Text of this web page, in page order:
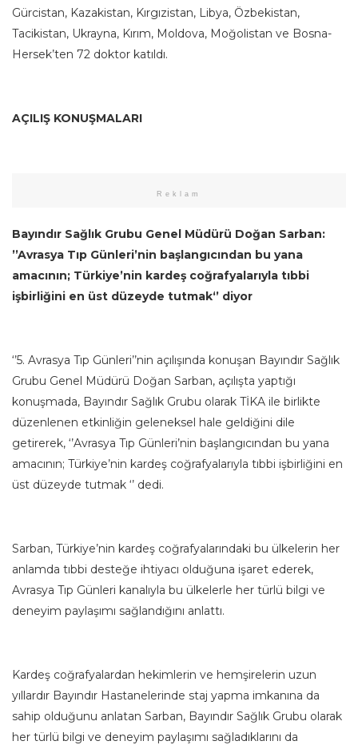
Gürcistan, Kazakistan, Kırgızistan, Libya, Özbekistan,
Tacikistan, Ukrayna, Kırım, Moldova, Moğolistan ve Bosna-
Hersek’ten 72 doktor katıldı.
AÇILIŞ KONUŞMALARI
Reklam
Bayındır Sağlık Grubu Genel Müdürü Doğan Sarban:
’’Avrasya Tıp Günleri’nin başlangıcından bu yana
amacının; Türkiye’nin kardeş coğrafyalarıyla tıbbi
işbirliğini en üst düzeyde tutmak‘’ diyor
‘’5. Avrasya Tıp Günleri’’nin açılışında konuşan Bayındır Sağlık
Grubu Genel Müdürü Doğan Sarban, açılışta yaptığı
konuşmada, Bayındır Sağlık Grubu olarak TİKA ile birlikte
düzenlenen etkinliğin geleneksel hale geldiğini dile
getirerek, ‘’Avrasya Tıp Günleri’nin başlangıcından bu yana
amacının; Türkiye’nin kardeş coğrafyalarıyla tıbbi işbirliğini en
üst düzeyde tutmak ‘’ dedi.
Sarban, Türkiye’nin kardeş coğrafyalarındaki bu ülkelerin her
anlamda tıbbi desteğe ihtiyacı olduğuna işaret ederek,
Avrasya Tıp Günleri kanalıyla bu ülkelerle her türlü bilgi ve
deneyim paylaşımı sağlandığını anlattı.
Kardeş coğrafyalardan hekimlerin ve hemşirelerin uzun
yıllardır Bayındır Hastanelerinde staj yapma imkanına da
sahip olduğunu anlatan Sarban, Bayındır Sağlık Grubu olarak
her türlü bilgi ve deneyim paylaşımı sağladıklarını da